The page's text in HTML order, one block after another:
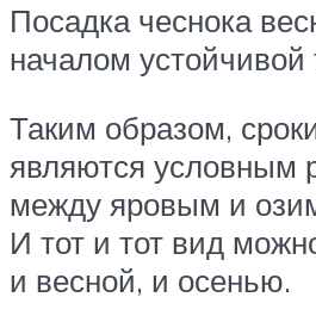
Посадка чеснока
началом устойчивой
Таким образом,
являются условным
между яровым и
И тот и тот вид
и весной, и осенью.